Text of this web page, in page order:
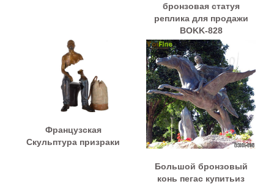
бронзовая статуя
реплика для продажи
BOKK-828
Французская
Скульптура призраки
Большой бронзовый
конь пегас купитьиз